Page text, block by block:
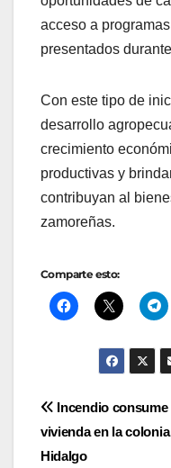
acceso a
presentados
Con este tipo de
desarrollo
crecimiento
productivas y
contribuyan al
zamoreñas.
Comparte esto:
de
Incendio consume
vivienda en la colonia
Hidalgo